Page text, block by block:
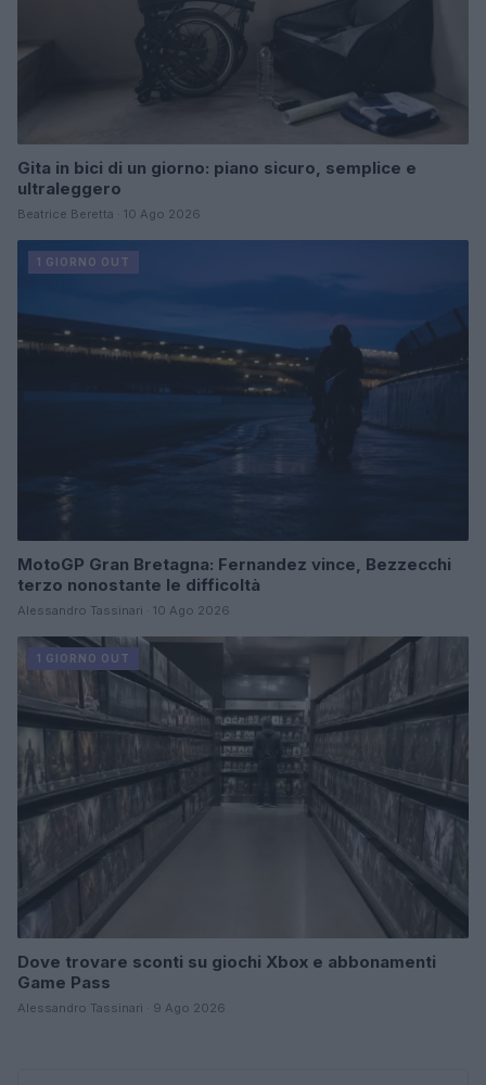
Gita in bici di un giorno: piano sicuro, semplice e
ultraleggero
Beatrice Beretta · 10 Ago 2026
1 GIORNO OUT
MotoGP Gran Bretagna: Fernandez vince, Bezzecchi
terzo nonostante le difficoltà
Alessandro Tassinari · 10 Ago 2026
1 GIORNO OUT
Dove trovare sconti su giochi Xbox e abbonamenti
Game Pass
Alessandro Tassinari · 9 Ago 2026